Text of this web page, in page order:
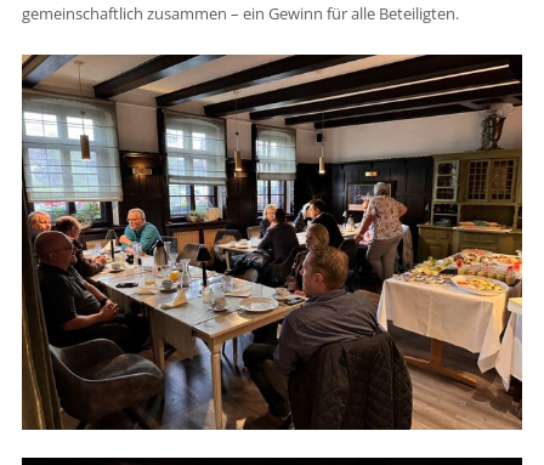
gemeinschaftlich zusammen – ein Gewinn für alle Beteiligten.